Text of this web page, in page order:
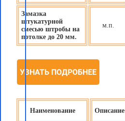
Замазка
штукатурной
смесью штробы на
потолке до 20 мм.
м.п.
УЗНАТЬ ПОДРОБНЕЕ
Наименование Описание